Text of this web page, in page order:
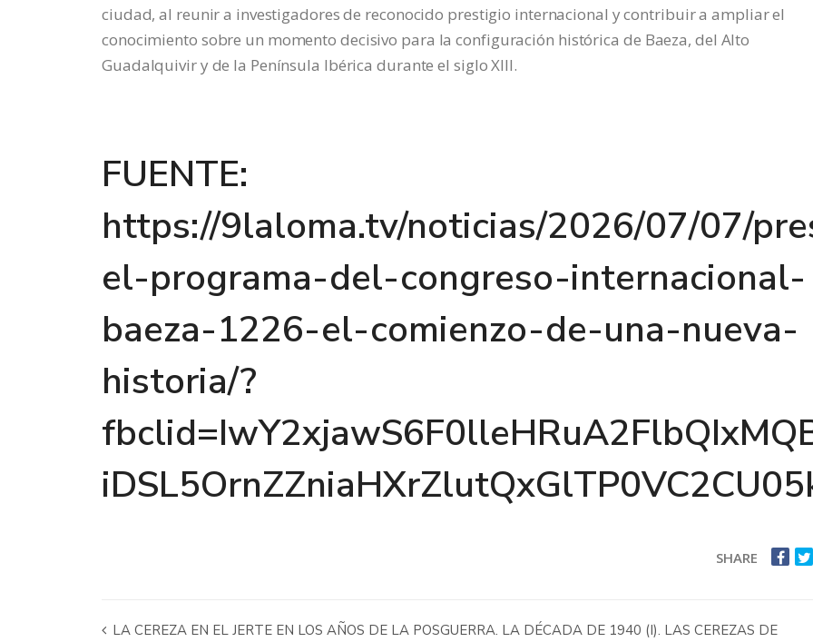
ciudad, al reunir a investigadores de reconocido prestigio internacional y contribuir a ampliar el
conocimiento sobre un momento decisivo para la configuración histórica de Baeza, del Alto
Guadalquivir y de la Península Ibérica durante el siglo XIII.
FUENTE:
https://9laloma.tv/noticias/2026/07/07/
el-programa-del-congreso-internacional-
baeza-1226-el-comienzo-de-una-nueva-
historia/?
SHARE
LA CEREZA EN EL JERTE EN LOS AÑOS DE LA POSGUERRA. LA DÉCADA DE 1940 (I). LAS CEREZAS DE